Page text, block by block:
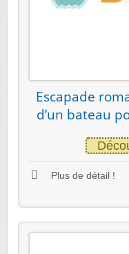
Escapade
d’un bateau
Plus de détail !